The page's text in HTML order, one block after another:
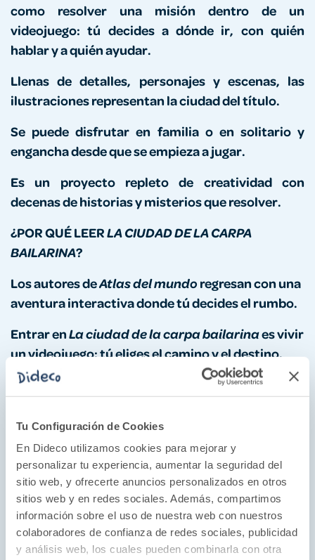
Tu Configuración de Cookies
En Dideco utilizamos cookies para mejorar y
personalizar tu experiencia, aumentar la seguridad del
sitio web, y ofrecerte anuncios personalizados en otros
sitios web y en redes sociales. Además, compartimos
información sobre el uso de nuestra web con nuestros
colaboradores de confianza de redes sociales, publicidad
y análisis web, los cuales pueden combinarla con otra
como resolver una misión dentro de un
videojuego: tú decides a dónde ir, con quién
hablar y a quién ayudar.
Llenas de detalles, personajes y escenas, las
ilustraciones representan la ciudad del título.
Se puede disfrutar en familia o en solitario y
engancha desde que se empieza a jugar.
Es un proyecto repleto de creatividad con
decenas de historias y misterios que resolver.
¿POR QUÉ LEERLA CIUDAD DE LA CARPA
BAILARINA?
Los autores deAtlas del mundo regresan con una
aventura interactiva donde tú decides el rumbo.
Entrar enLa ciudad de la carpa bailarinaes vivir
un videojuego: tú eliges el camino y el destino.
Llenas de detalles, personajes y escenas, las
Un librojuego para disfrutar en familia o a solas,
que engancha desde la primera página.
Es un proyecto repleto de creatividad con
decenas de historias y misterios que resolver.